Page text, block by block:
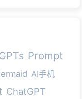
GPTs Prompt
AI手机
ChatGPT